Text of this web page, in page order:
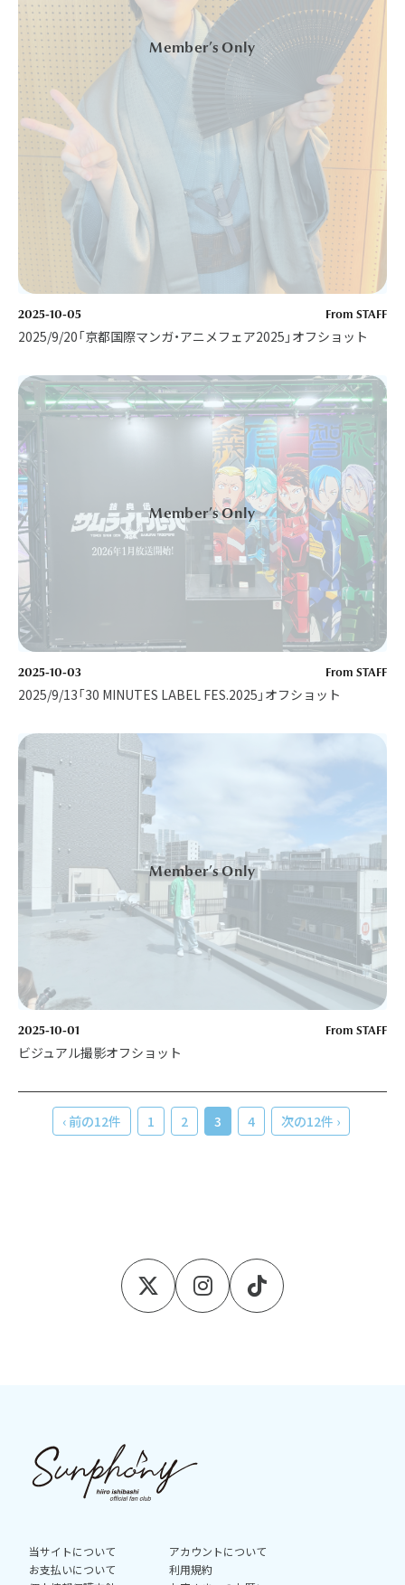
2025-10-05 From STAFF
2025/9/20「京都国際マンガ・アニメフェア2025」オフショット
2025-10-03 From STAFF
2025/9/13「30 MINUTES LABEL FES.2025」オフショット
2025-10-01 From STAFF
ビジュアル撮影オフショット
‹ 前の12件 1 2 3 4 次の12件 ›
当サイトについて
アカウントについて
お支払いについて
利用規約